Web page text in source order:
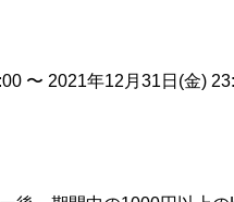
〜 2021年12月31日(金)